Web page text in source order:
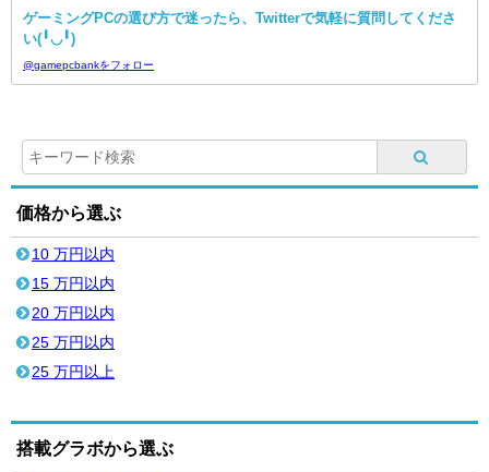
ゲーミングPCの選び方で迷ったら、Twitterで気軽に質問してくださ
い(╹◡╹)
@gamepcbankをフォロー
価格から選ぶ
10 万円以内
15 万円以内
20 万円以内
25 万円以内
25 万円以上
搭載グラボから選ぶ